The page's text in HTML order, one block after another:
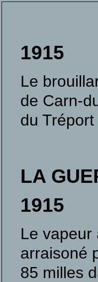
1915
Le
de Carn-
du
LA
1915
Le vapeur
arraisoné
85 milles